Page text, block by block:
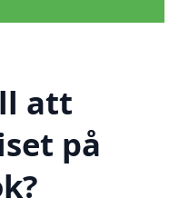
att
på